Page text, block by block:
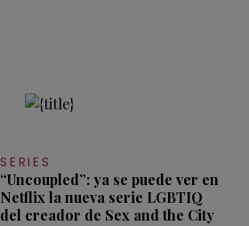
SERIES
“Uncoupled”: ya se puede ver en
Netflix la nueva serie LGBTIQ
del creador de Sex and the City